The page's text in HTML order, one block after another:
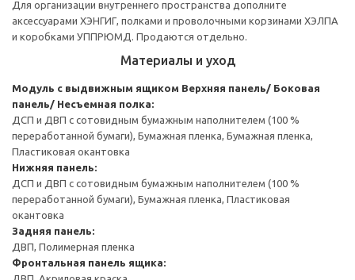
Для организации внутреннего пространства дополните
аксессуарами ХЭНГИГ, полками и проволочными корзинами ХЭЛПА
и коробками УППРЮМД. Продаются отдельно.
Материалы и уход
Модуль с выдвижным ящиком Верхняя панель/ Боковая
панель/ Несъемная полка:
ДСП и ДВП с сотовидным бумажным наполнителем (100 %
переработанной бумаги), Бумажная пленка, Бумажная пленка,
Пластиковая окантовка
Нижняя панель:
ДСП и ДВП с сотовидным бумажным наполнителем (100 %
переработанной бумаги), Бумажная пленка, Пластиковая
окантовка
Задняя панель:
ДВП, Полимерная пленка
Фронтальная панель ящика: